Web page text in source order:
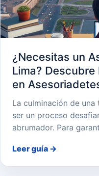
¿Necesitas un
Lima?
en
La culminación de
ser un proceso
abrumador. Para
Leer guía →